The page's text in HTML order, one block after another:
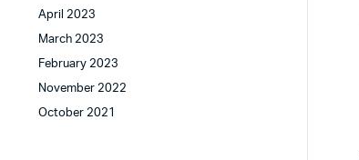
April 2023
March 2023
February 2023
November 2022
October 2021